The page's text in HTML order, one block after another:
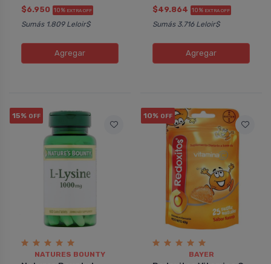
$6.950 10% EXTRA OFF
Sumás 1.809 Leloir$
Agregar
$49.864 10% EXTRA OFF
Sumás 3.716 Leloir$
Agregar
15% OFF
NATURES BOUNTY
10% OFF
BAYER